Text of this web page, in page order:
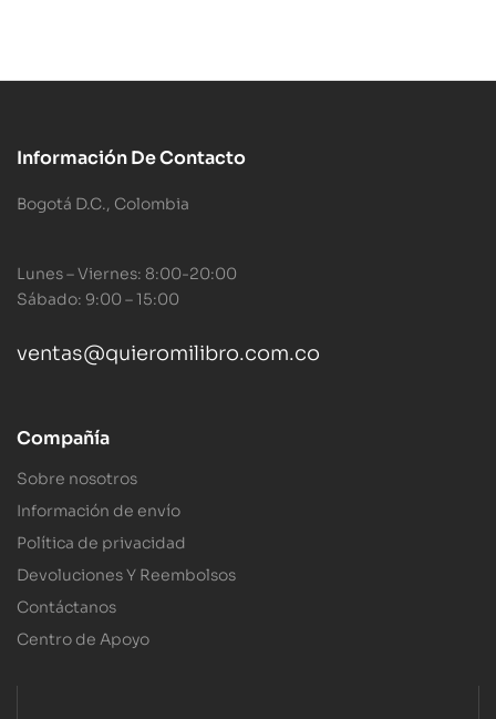
Información De Contacto
Bogotá D.C., Colombia
Lunes – Viernes: 8:00-20:00
Sábado: 9:00 – 15:00
ventas@quieromilibro.com.co
Compañía
Sobre nosotros
Información de envío
Política de privacidad
Devoluciones Y Reembolsos
Contáctanos
Centro de Apoyo